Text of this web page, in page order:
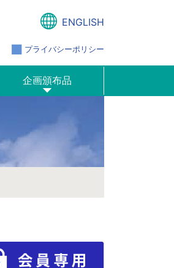
ENGLISH
プライバシーポリシー
企画頒布品